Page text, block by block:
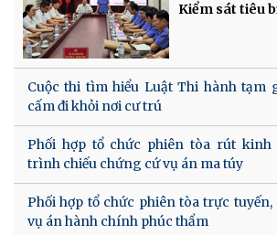
Kiểm sát tiêu
Cuộc thi tìm hiểu Luật Thi hành tạm
cấm đi khỏi nơi cư trú
Phối hợp tổ chức phiên tòa rút kinh
trình chiếu chứng cứ vụ án ma túy
Phối hợp tổ chức phiên tòa trực
vụ án hành chính phúc thẩm